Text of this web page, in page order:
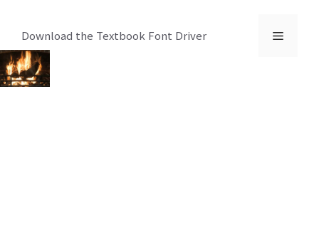
츠
로
Download the Textbook Font Driver 메